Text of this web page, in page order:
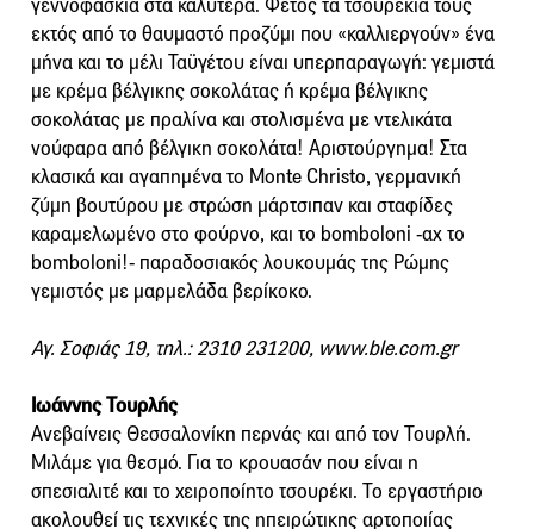
γεννοφάσκια στα καλύτερα. Φέτος τα τσουρέκια τους
εκτός από το θαυμαστό προζύμι που «καλλιεργούν» ένα
μήνα και το μέλι Ταϋγέτου είναι υπερπαραγωγή: γεμιστά
με κρέμα βέλγικης σοκολάτας ή κρέμα βέλγικης
σοκολάτας με πραλίνα και στολισμένα με ντελικάτα
νούφαρα από βέλγικη σοκολάτα! Αριστούργημα! Στα
κλασικά και αγαπημένα το Monte Christo, γερμανική
ζύμη βουτύρου με στρώση μάρτσιπαν και σταφίδες
καραμελωμένο στο φούρνο, και το bomboloni -αχ το
bomboloni!- παραδοσιακός λουκουμάς της Ρώμης
γεμιστός με μαρμελάδα βερίκοκο.
Αγ. Σοφιάς 19, τηλ.: 2310 231200, www.ble.com.gr
Ιωάννης Τουρλής
Ανεβαίνεις Θεσσαλονίκη περνάς και από τον Τουρλή.
Μιλάμε για θεσμό. Για το κρουασάν που είναι η
σπεσιαλιτέ και το χειροποίητο τσουρέκι. Το εργαστήριο
ακολουθεί τις τεχνικές της ηπειρώτικης αρτοποιίας